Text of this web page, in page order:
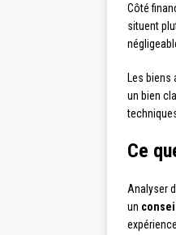
Côté
situent
Les biens
un bien
Ce
Analyser
un